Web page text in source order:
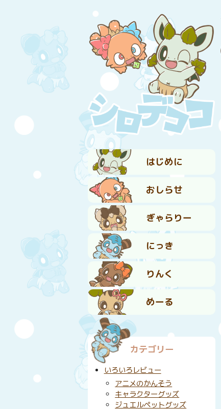
はじめに
おしらせ
ぎゃらりー
にっき
りんく
めーる
カテゴリー
いろいろレビュー
アニメのかんそう
キャラクターグッズ
ジュエルペットグッズ